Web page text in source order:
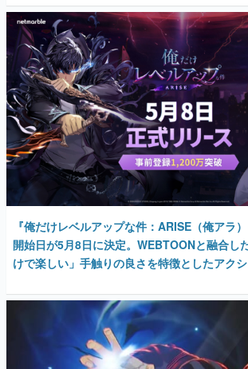
『俺だけレベルアップな件：ARISE（俺アラ
開始日が5月8日に決定。WEBTOONと融合し
けで楽しい」手触りの良さを特徴としたアク